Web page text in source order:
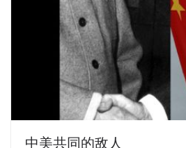
中美共同的敌人